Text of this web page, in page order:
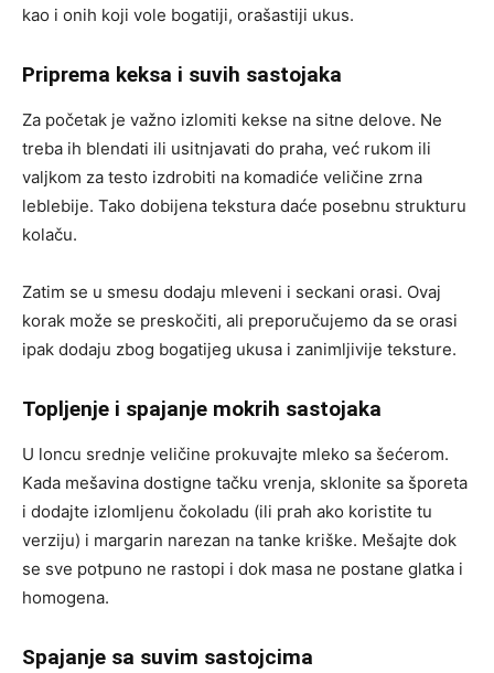
kao i onih koji vole bogatiji, orašastiji ukus.
Priprema keksa i suvih sastojaka
Za početak je važno izlomiti kekse na sitne delove. Ne
treba ih blendati ili usitnjavati do praha, već rukom ili
valjkom za testo izdrobiti na komadiće veličine zrna
leblebije. Tako dobijena tekstura daće posebnu strukturu
kolaču.
Zatim se u smesu dodaju mleveni i seckani orasi. Ovaj
korak može se preskočiti, ali preporučujemo da se orasi
ipak dodaju zbog bogatijeg ukusa i zanimljivije teksture.
Topljenje i spajanje mokrih sastojaka
U loncu srednje veličine prokuvajte mleko sa šećerom.
Kada mešavina dostigne tačku vrenja, sklonite sa šporeta
i dodajte izlomljenu čokoladu (ili prah ako koristite tu
verziju) i margarin narezan na tanke kriške. Mešajte dok
se sve potpuno ne rastopi i dok masa ne postane glatka i
homogena.
Spajanje sa suvim sastojcima